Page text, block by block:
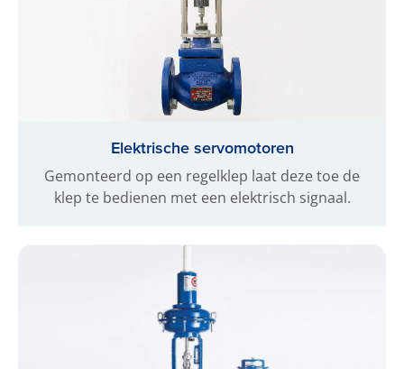
Elektrische servomotoren
Gemonteerd op een regelklep laat deze toe de
klep te bedienen met een elektrisch signaal.